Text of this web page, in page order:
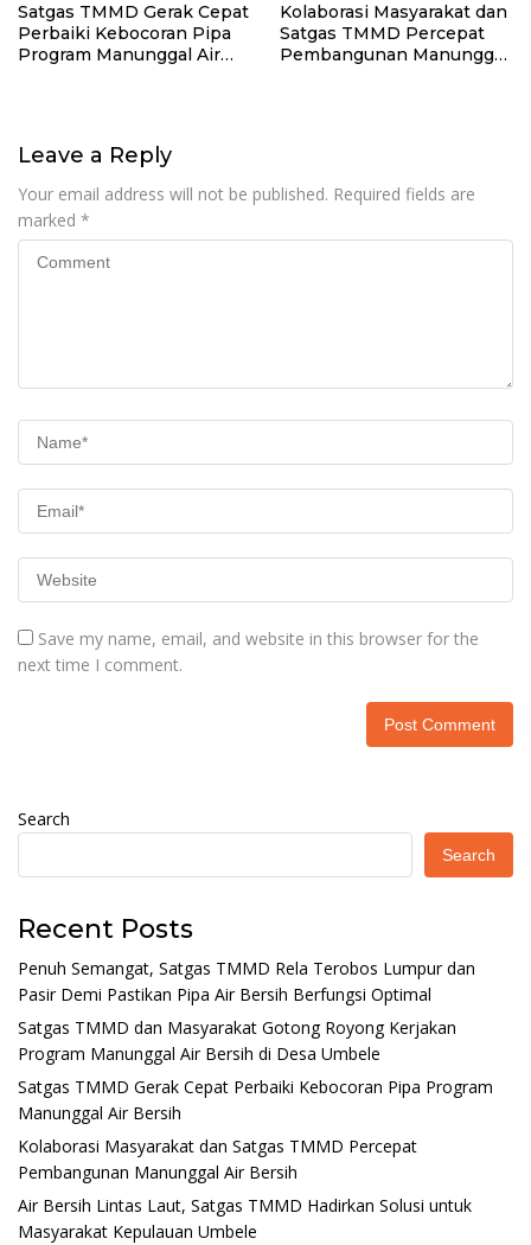
Satgas TMMD Gerak Cepat
Perbaiki Kebocoran Pipa
Program Manunggal Air
Kolaborasi Masyarakat dan
Satgas TMMD Percepat
Pembangunan Manunggal
Leave a Reply
Your email address will not be published. Required fields are
marked *
Save my name, email, and website in this browser for the
next time I comment.
Search
Search
Recent Posts
Penuh Semangat, Satgas TMMD Rela Terobos Lumpur dan
Pasir Demi Pastikan Pipa Air Bersih Berfungsi Optimal
Satgas TMMD dan Masyarakat Gotong Royong Kerjakan
Program Manunggal Air Bersih di Desa Umbele
Satgas TMMD Gerak Cepat Perbaiki Kebocoran Pipa Program
Manunggal Air Bersih
Kolaborasi Masyarakat dan Satgas TMMD Percepat
Pembangunan Manunggal Air Bersih
Air Bersih Lintas Laut, Satgas TMMD Hadirkan Solusi untuk
Masyarakat Kepulauan Umbele